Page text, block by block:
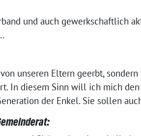
und auch gewerk­schaft­lich
unse­ren Eltern geerbt,
In die­sem Sinn will ich mich
der Enkel. Sie sol­len